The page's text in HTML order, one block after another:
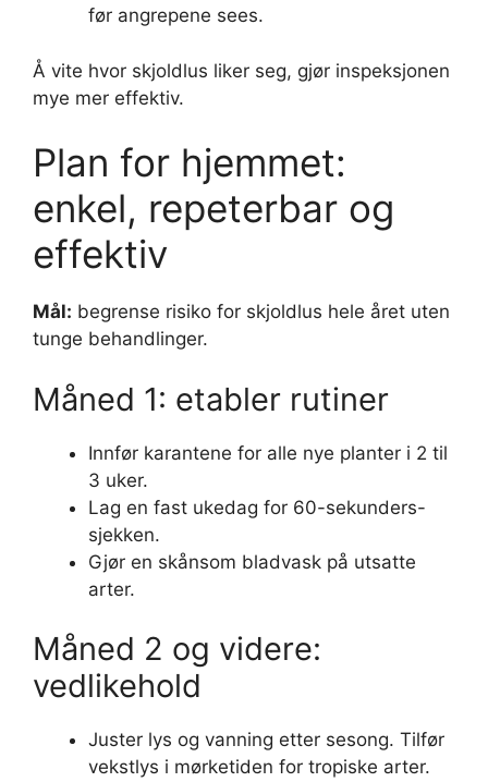
før angrepene sees.
Å vite hvor skjoldlus liker seg, gjør inspeksjonen
mye mer effektiv.
Plan for hjemmet:
enkel, repeterbar og
effektiv
Mål: begrense risiko for skjoldlus hele året uten
tunge behandlinger.
Måned 1: etabler rutiner
Innfør karantene for alle nye planter i 2 til
3 uker.
Lag en fast ukedag for 60-sekunders-
sjekken.
Gjør en skånsom bladvask på utsatte
arter.
Måned 2 og videre:
vedlikehold
Juster lys og vanning etter sesong. Tilfør
vekstlys i mørketiden for tropiske arter.